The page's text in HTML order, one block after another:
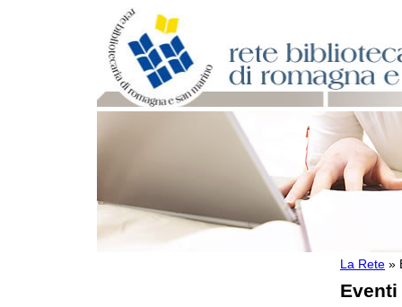
La Rete »
Eventi